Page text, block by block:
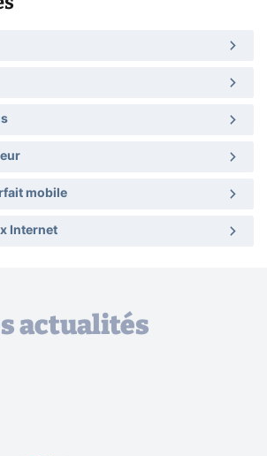
mobile
Internet
actualités